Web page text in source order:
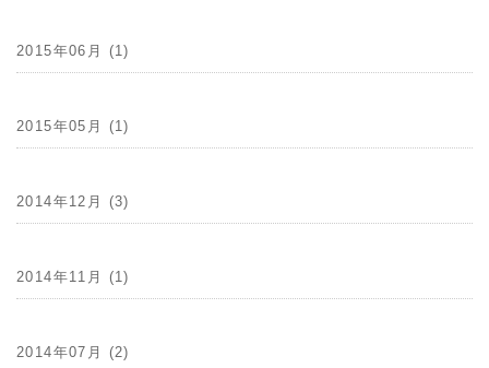
2015年06月 (1)
2015年05月 (1)
2014年12月 (3)
2014年11月 (1)
2014年07月 (2)